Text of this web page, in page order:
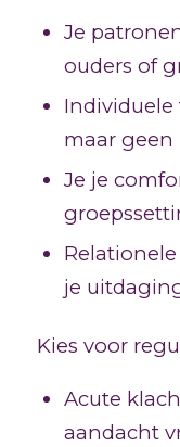
Je
ouders of
Individuele
maar geen
Je je
je
Kies voor
Acute
aandacht